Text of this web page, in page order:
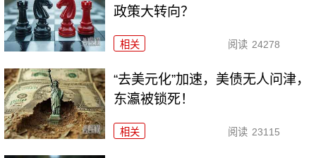
政策大转向？
相关 阅读 24278
“去美元化”加速，美债无人问津，
东瀛被锁死！
相关 阅读 23115